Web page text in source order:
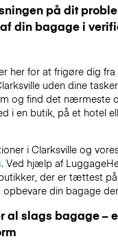
på dit
din bagage i
her for at frigøre dig
uden dine
og find det nærmeste
i en butik, på et hotel
i Clarksville og
. Ved hjælp af
der er tættest
din bagage
al slags bagage –